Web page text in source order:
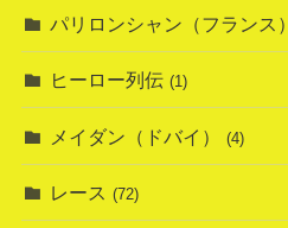
パリロンシャン（フランス）
ヒーロー列伝 (1)
メイダン（ドバイ） (4)
レース (72)